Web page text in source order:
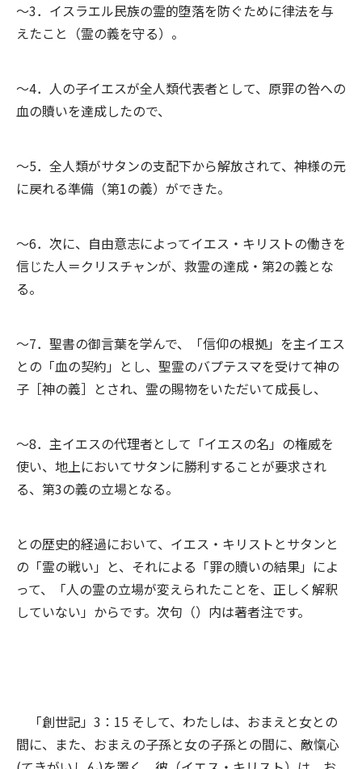
～3．イスラエル民族の霊的堕落を防ぐために律法を与
えたこと（霊の義を守る）。
～4．人の子イエスが全人類代表者として、原罪の咎への
血の贖いを達成したので、
～5．全人類がサタンの支配下から解放されて、神様の元
に戻れる準備（第1の義）ができた。
～6．次に、自由意志によってイエス・キリストの働きを
信じた人＝クリスチャンが、救霊の達成・第2の義とな
る。
～7．聖書の御言葉を学んで、「信仰の根拠」を主イエス
との「血の契約」とし、聖霊のバプテスマを受けて神の
子［神の義］とされ、霊の賜物をいただいて成長し、
～8．主イエスの代理者として「イエスの名」の権威を
使い、地上においてサタンに勝利することが要求され
る、第3の義の立場となる。
との歴史的経過において、イエス・キリストとサタンと
の「霊の戦い」と、それによる「罪の贖いの結果」によ
って、「人の霊の立場が変えられたことを、正しく解釈
していない」からです。次句（）内は著者注です。
「創世記」3：15 そして、わたしは、おまえと女との
間に、また、おまえの子孫と女の子孫との間に、敵愾心